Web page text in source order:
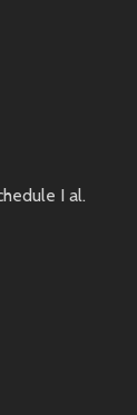
I al.